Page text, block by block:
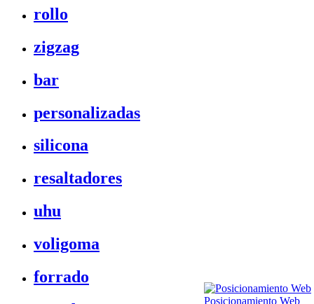
rollo
zigzag
bar
personalizadas
silicona
resaltadores
uhu
voligoma
forrado
Posicionamiento Web